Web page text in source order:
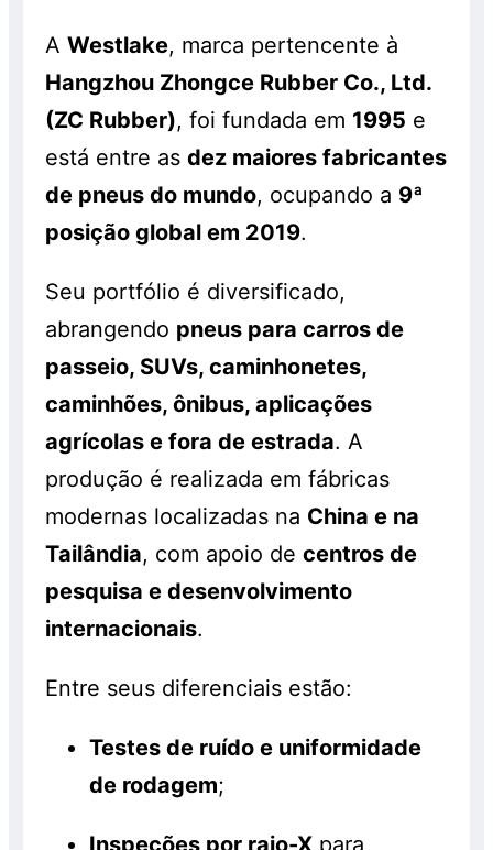
AWestlake, marca pertencente à
Hangzhou Zhongce Rubber Co., Ltd.
(ZC Rubber), foi fundada em 1995 e
está entre asdez maiores fabricantes
de pneus do mundo, ocupando a 9ª
posição global em 2019.
Seu portfólio é diversificado,
abrangendo pneus para carros de
passeio, SUVs, caminhonetes,
caminhões, ônibus, aplicações
agrícolas e fora de estrada. A
produção é realizada em fábricas
modernas localizadas na China e na
Tailândia, com apoio decentros de
pesquisa e desenvolvimento
internacionais.
Entre seus diferenciais estão:
Testes de ruído e uniformidade
de rodagem;